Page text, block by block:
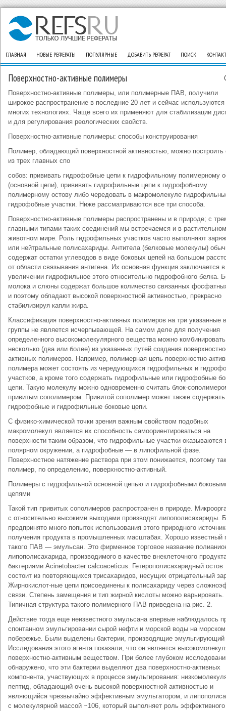
ГЛАВНАЯ НОВЫЕ РЕФЕРАТЫ ПОПУЛЯРНЫЕ ДОБАВИТЬ РЕФЕРАТ ПОИСК
Поверхностно-активные полимеры
Поверхностно-активные полимеры, или полимерные ПАВ, получили
широкое распространение в последние 20 лет и сейчас используются
многих технологиях. Чаще всего их применяют для стабилизации
и для регулирования реологических свойств.
Поверхностно-активные полимеры: способы конструирования
Полимер, обладающий поверхностной активностью, можно построить
из трех главных спо
собов: прививать гидрофобные цепи к гидрофильному полимерному
(основной цепи), прививать гидрофильные цепи к гидрофобному
полимерному остову либо чередовать в макромолекуле
гидрофобные участки. Ниже рассматриваются все три способа.
Поверхностно-активные полимеры распространены и в природе; с
главными типами таких соединений мы встречаемся и в
животном мире. Роль гидрофильных участков часто выполняют
или нейтральные полисахариды. Антитела (белковые молекулы)
содержат остатки углеводов в виде боковых цепей на большом
от области связывания антигена. Их основная функция заключается в
увеличении гидрофильное этого относительно гидрофобного белка.
молока и слюны содержат большое количество связанных
и поэтому обладают высокой поверхностной активностью, прекрасно
стабилизируя капли жира.
Классификация поверхностно-активных полимеров на три указанные
группы не является исчерпывающей. На самом деле для получения
определенного высокомолекулярного вещества можно комбинировать
несколько (два или более) из указанных путей создания
активных полимеров. Например, полимерная цепь поверхностно-
полимера может состоять из чередующихся гидрофильных и
участков, а кроме того содержать гидрофильные или гидрофобные
цепи. Такую молекулу можно одновременно считать блок-
привитым сополимером. Привитой сополимер может также содержать
гидрофобные и гидрофильные боковые цепи.
С физико-химической точки зрения важным свойством подобных
макромолекул является их способность самоориентироваться на
поверхности таким образом, что гидрофильные участки оказываются
полярном окружении, а гидрофобные — в липофильной фазе.
Поверхностное натяжение раствора при этом понижается, поэтому
полимер, по определению, поверхностно-активный.
Полимеры с гидрофильной основной цепью и гидрофобными
цепями
Такой тип привитых сополимеров распространен в природе.
с относительно высокими выходами производят липополисахариды.
предпринято много попыток использования этого природного
получения продукта в промышленных масштабах. Хорошо известный
такого ПАВ — эмульсан. Это фирменное торговое название
липополисахарида, производимого в качестве внеклеточного
бактериями Acinetobacter calcoaceticus. Гетерополисахаридный остов
состоит из повторяющихся трисахаридов, несущих отрицательный
Жирнокислот-ные цепи присоединены к полисахариду через
связи. Степень замещения и тип жирной кислоты можно варьировать.
Типичная структура такого полимерного ПАВ приведена на рис. 2.
Действие тогда еще неизвестного эмульсана впервые наблюдалось
спонтанном эмульгировании сырой нефти и морской воды на морском
побережье. Были выделены бактерии, производящие эмульгирующий
Исследования этого агента показали, что он является
поверхностно-активным веществом. При более глубоком
обнаружено, что эти бактерии выделяют два поверхностно-активных
компонента, участвующих в процессе эмульгирования:
пептид, обладающий очень высокой поверхностной активностью и
являющийся чрезвычайно эффективным эмульгатором, и
с молекулярной массой ~106, который выполняет роль эффективного